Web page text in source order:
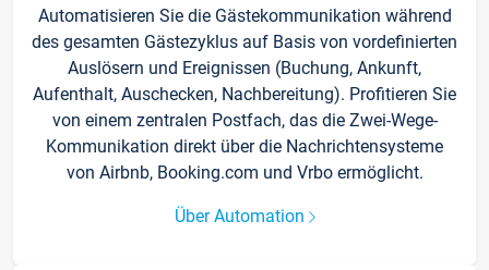
Automatisieren Sie die Gästekommunikation während
des gesamten Gästezyklus auf Basis von vordefinierten
Auslösern und Ereignissen (Buchung, Ankunft,
Aufenthalt, Auschecken, Nachbereitung). Profitieren Sie
von einem zentralen Postfach, das die Zwei-Wege-
Kommunikation direkt über die Nachrichtensysteme
von Airbnb, Booking.com und Vrbo ermöglicht.
Über Automation